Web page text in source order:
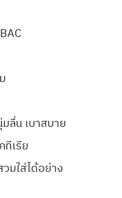
ลื่น เบาสบาย
ทีเรีย
มใส่ได้อย่าง